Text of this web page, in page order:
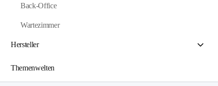
Back-Office
Wartezimmer
Hersteller
Themenwelten